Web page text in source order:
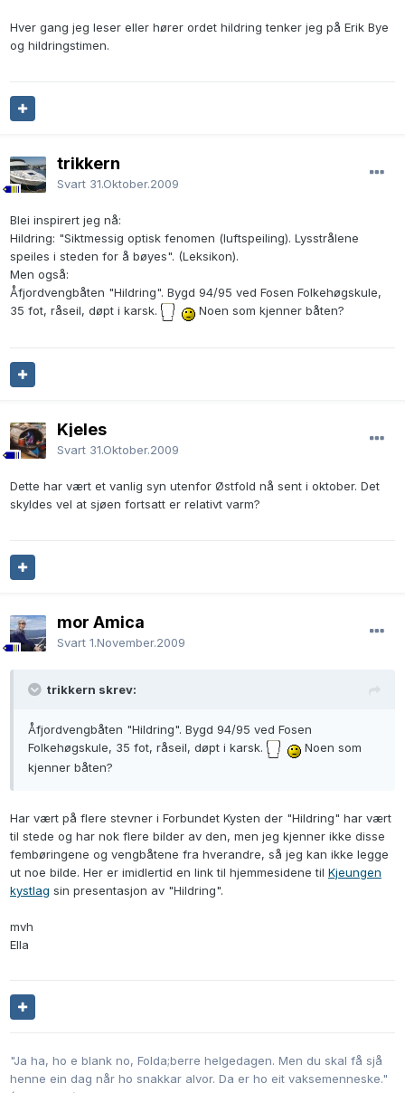
Hver gang jeg leser eller hører ordet hildring tenker jeg på Erik Bye
og hildringstimen.
trikkern
Svart 31.Oktober.2009
Blei inspirert jeg nå:
Hildring: "Siktmessig optisk fenomen (luftspeiling). Lysstrålene
speiles i steden for å bøyes". (Leksikon).
Men også:
Åfjordvengbåten "Hildring". Bygd 94/95 ved Fosen Folkehøgskule,
35 fot, råseil, døpt i karsk.
Noen som kjenner båten?
Kjeles
Svart 31.Oktober.2009
Dette har vært et vanlig syn utenfor Østfold nå sent i oktober. Det
skyldes vel at sjøen fortsatt er relativt varm?
mor Amica
Svart 1.November.2009
trikkern skrev:
Åfjordvengbåten "Hildring". Bygd 94/95 ved Fosen
Folkehøgskule, 35 fot, råseil, døpt i karsk.
Noen som
kjenner båten?
Har vært på flere stevner i Forbundet Kysten der "Hildring" har vært
til stede og har nok flere bilder av den, men jeg kjenner ikke disse
fembøringene og vengbåtene fra hverandre, så jeg kan ikke legge
ut noe bilde. Her er imidlertid en link til hjemmesidene til Kjeungen
kystlag sin presentasjon av "Hildring".
mvh
Ella
"Ja ha, ho e blank no, Folda;berre helgedagen. Men du skal få sjå
henne ein dag når ho snakkar alvor. Da er ho eit vaksemenneske."